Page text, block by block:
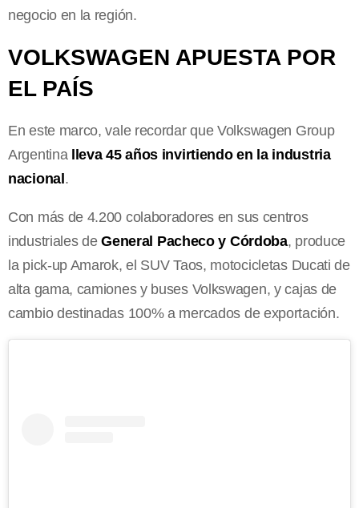
negocio en la región.
VOLKSWAGEN APUESTA POR
EL PAÍS
En este marco, vale recordar que Volkswagen Group
Argentina lleva 45 años invirtiendo en la industria
nacional.
Con más de 4.200 colaboradores en sus centros
industriales deGeneral Pacheco y Córdoba, produce
la pick-up Amarok, el SUV Taos, motocicletas Ducati de
alta gama, camiones y buses Volkswagen, y cajas de
cambio destinadas 100% a mercados de exportación.